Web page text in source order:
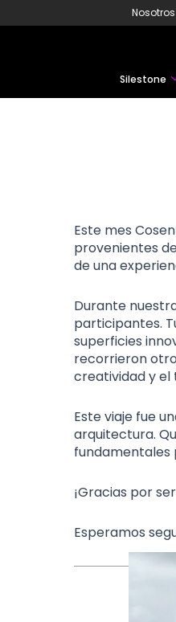
to
Nosotros
Silestone
Este mes
provenientes
de una
Durante
participantes.
superficies
recorrieron
creatividad y el
Este viaje fue
arquitectura.
fundamentales
¡Gracias por
Esperamos